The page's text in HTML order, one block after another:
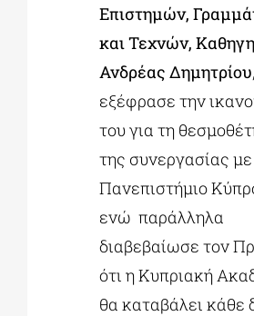
Επιστημών,
και Τεχνών,
Ανδρέας Δημητρίου,
εξέφρασε την
του για τη
της συνεργασίας
Πανεπιστήμιο
ενώ παράλληλα
διαβεβαίωσε τον
ότι η Κυπριακή
θα καταβάλει κάθε